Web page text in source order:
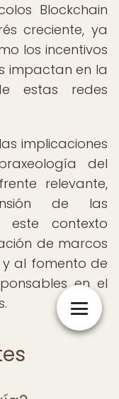
Blockchain
creciente, ya
los incentivos
impactan en la
estas redes
implicaciones
del
relevante,
de las
este contexto
de marcos
al fomento de
en el